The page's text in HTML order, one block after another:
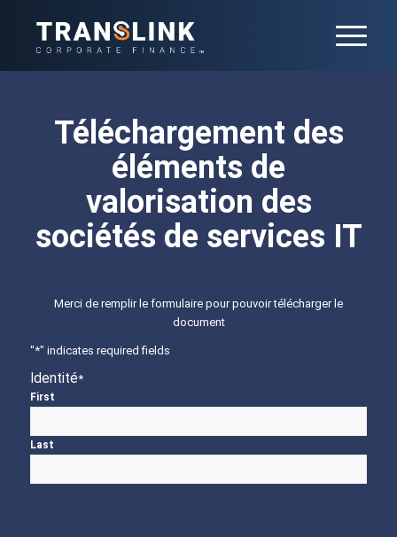
Téléchargement des
éléments de
valorisation des
sociétés de services IT
Merci de remplir le formulaire pour pouvoir télécharger le
document
"*" indicates required fields
Identité*
First
Last